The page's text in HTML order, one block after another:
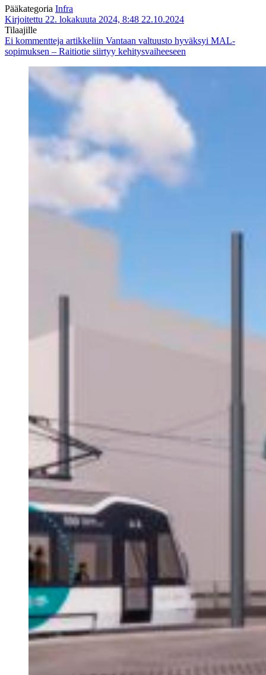
Pääkategoria Infra
Kirjoitettu 22. lokakuuta 2024, 8:48 22.10.2024
Tilaajille
Ei kommentteja artikkeliin Vantaan valtuusto hyväksyi MAL-
sopimuksen – Raitiotie siirtyy kehitysvaiheeseen